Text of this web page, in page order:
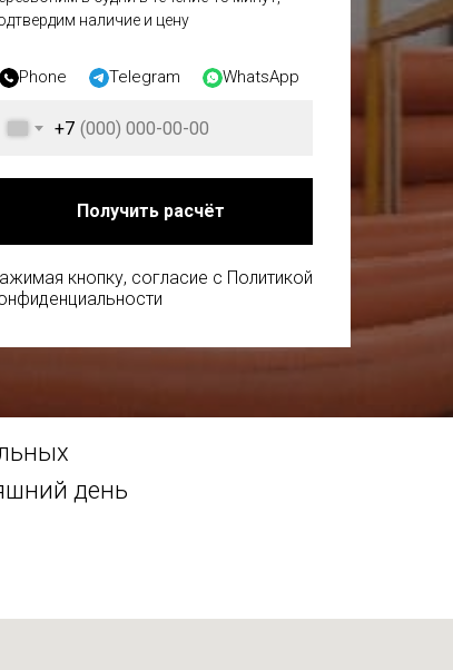
наличие и цену
Phone Telegram WhatsApp
+7
Получить расчёт
кнопку, согласие с Политикой
день